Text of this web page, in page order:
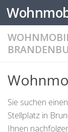
Zum
Sie suchen
Stellplatz in
Ihnen